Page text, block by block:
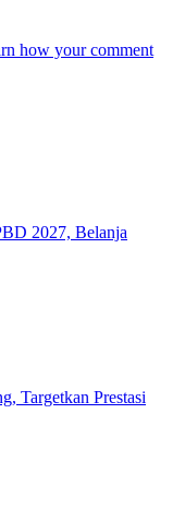
how your comment
2027, Belanja
Targetkan Prestasi